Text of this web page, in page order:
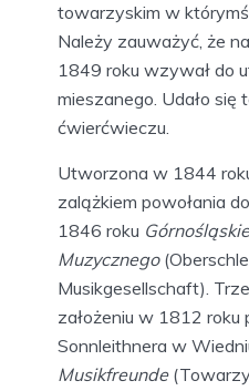
towarzyskim w
Należy zauważyć, że
1849 roku wzywał do
mieszanego. Udało się
ćwierćwieczu.
Utworzona w 1844
zalążkiem powołania
1846 roku
Muzycznego
Musikgesellschaft).
założeniu w 1812 roku
Sonnleithnera w
Musikfreunde